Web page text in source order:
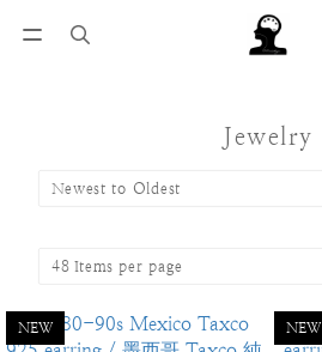
Jewelry
NEW NEW